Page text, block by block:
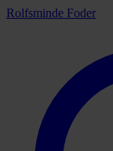
Rolfsminde Foder